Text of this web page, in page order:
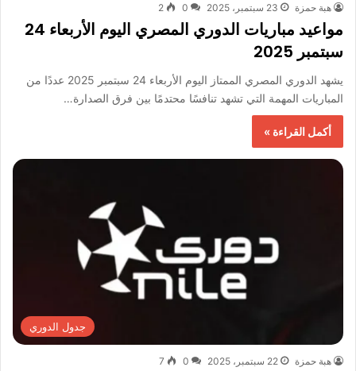
هبة حمزة 23 سبتمبر، 2025 0
2
مواعيد مباريات الدوري المصري اليوم الأربعاء 24
سبتمبر 2025
يشهد الدوري المصري الممتاز اليوم الأربعاء 24 سبتمبر 2025 عددًا من
المباريات المهمة التي تشهد تنافسًا محتدمًا بين فرق الصدارة…
أكمل القراءة »
جدول الدوري
هبة حمزة 22 سبتمبر، 2025 0
7